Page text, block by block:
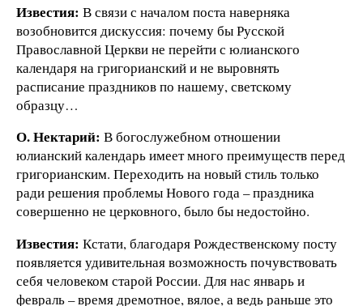
Известия: В связи с началом поста наверняка
возобновится дискуссия: почему бы Русской
Православной Церкви не перейти с юлианского
календаря на григорианский и не выровнять
расписание праздников по нашему, светскому
образцу…
О. Нектарий: В богослужебном отношении
юлианский календарь имеет много преимуществ перед
григорианским. Переходить на новый стиль только
ради решения проблемы Нового года – праздника
совершенно не церковного, было бы недостойно.
Известия: Кстати, благодаря Рождественскому посту
появляется удивительная возможность почувствовать
себя человеком старой России. Для нас январь и
февраль – время дремотное, вялое, а ведь раньше это